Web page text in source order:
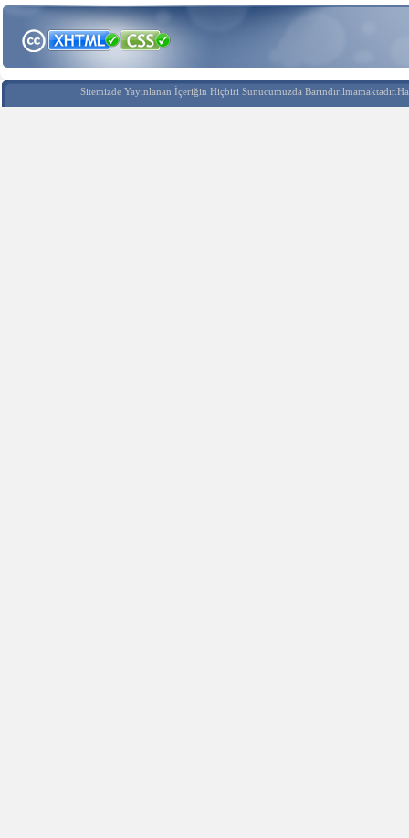
Sitemizde Yayınlanan İçeriğin Hiçbiri Sunucumuzda